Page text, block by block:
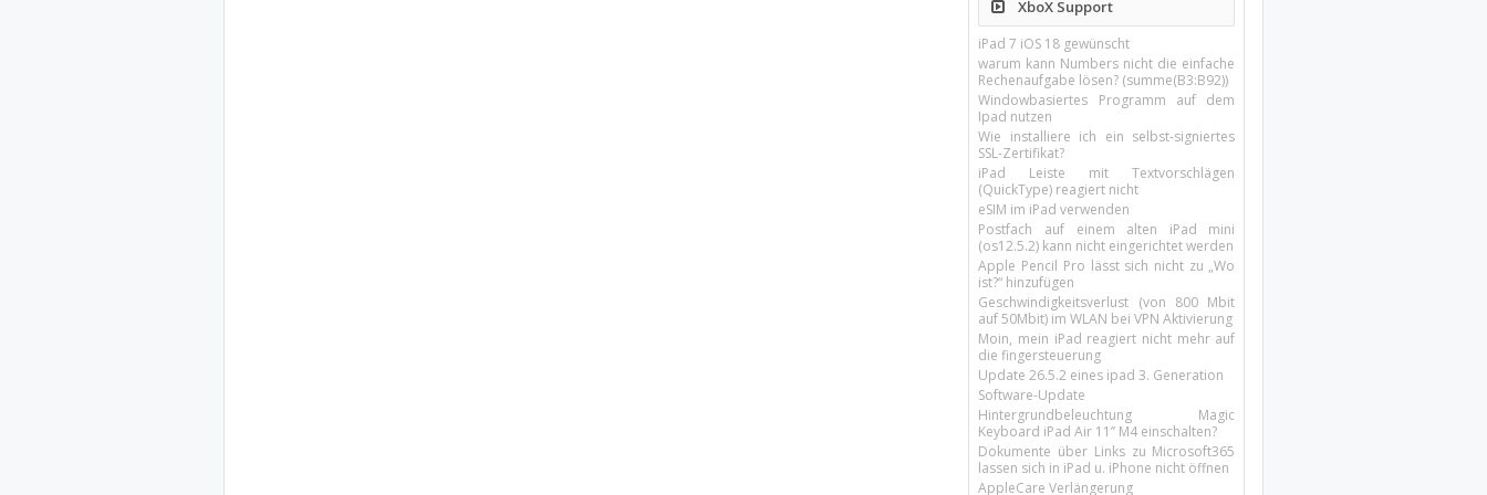
XboX Support
iPad 7 iOS 18 gewünscht
warum kann Numbers nicht die einfache
Rechenaufgabe lösen? (summe(B3:B92))
Windowbasiertes Programm auf dem
Ipad nutzen
Wie installiere ich ein selbst-signiertes
SSL-Zertifikat?
iPad Leiste mit Textvorschlägen
(QuickType) reagiert nicht
eSIM im iPad verwenden
Postfach auf einem alten iPad mini
(os12.5.2) kann nicht eingerichtet werden
Apple Pencil Pro lässt sich nicht zu „Wo
ist?“ hinzufügen
Geschwindigkeitsverlust (von 800 Mbit
auf 50Mbit) im WLAN bei VPN Aktivierung
Moin, mein iPad reagiert nicht mehr auf
die fingersteuerung
Update 26.5.2 eines ipad 3. Generation
Software-Update
Hintergrundbeleuchtung Magic
Keyboard iPad Air 11’’ M4 einschalten?
Dokumente über Links zu Microsoft365
lassen sich in iPad u. iPhone nicht öffnen
AppleCare Verlängerung